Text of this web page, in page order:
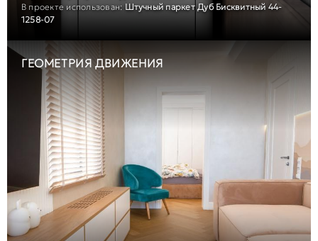
В проекте использован: Штучный паркет Дуб Бисквитный 44-
1258-07
ГЕОМЕТРИЯ ДВИЖЕНИЯ